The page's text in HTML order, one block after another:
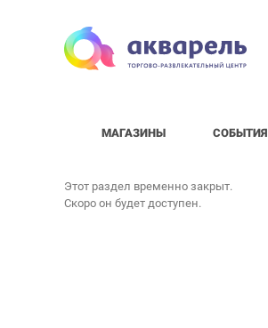
МАГАЗИНЫ СОБЫТИЯ
Этот раздел временно закрыт.
Скоро он будет доступен.